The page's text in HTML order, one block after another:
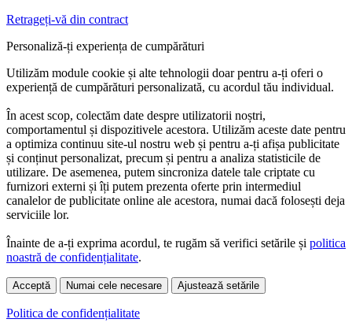
Retrageți-vă din contract
Personaliză-ți experiența de cumpărături
Utilizăm module cookie și alte tehnologii doar pentru a-ți oferi o
experiență de cumpărături personalizată, cu acordul tău individual.
În acest scop, colectăm date despre utilizatorii noștri,
comportamentul și dispozitivele acestora. Utilizăm aceste date pentru
a optimiza continuu site-ul nostru web și pentru a-ți afișa publicitate
și conținut personalizat, precum și pentru a analiza statisticile de
utilizare. De asemenea, putem sincroniza datele tale criptate cu
furnizori externi și îți putem prezenta oferte prin intermediul
canalelor de publicitate online ale acestora, numai dacă folosești deja
serviciile lor.
Înainte de a-ți exprima acordul, te rugăm să verifici setările și politica
noastră de confidențialitate.
Acceptă Numai cele necesare Ajustează setările
Politica de confidențialitate